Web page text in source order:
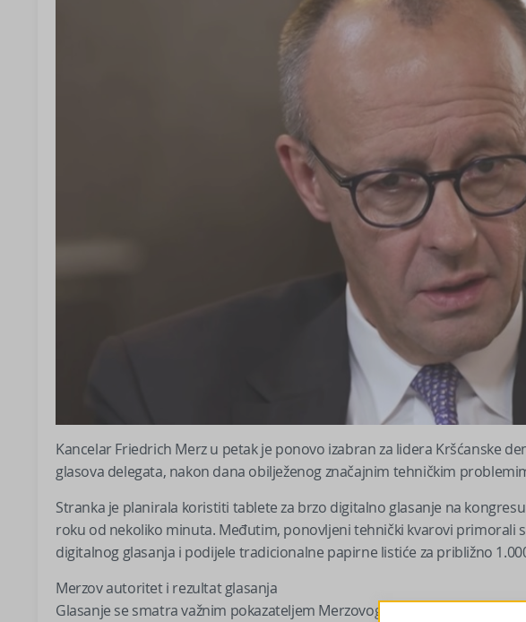
Kancelar Friedrich Merz u petak je ponovo izabran za lidera Kršćanske
glasova delegata, nakon dana obilježenog značajnim tehničkim
Stranka je planirala koristiti tablete za brzo digitalno glasanje na
roku od nekoliko minuta. Međutim, ponovljeni tehnički kvarovi
digitalnog glasanja i podijele tradicionalne papirne listiće za približno
Merzov autoritet i rezultat glasanja
Glasanje se smatra važnim pokazateljem Merzovog autoriteta, kako